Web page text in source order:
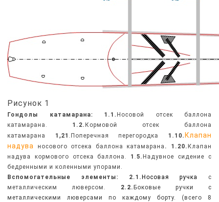
Рисунок 1
Гондолы катамарана: 1.1. Носовой отсек баллона
катамарана. 1.2. Кормовой отсек баллона
катамарана 1,21 .Поперечная перегородка 1.10. Клапан
надува
носового отсека баллона катамарана . 1.20. Клапан
надува кормового отсека баллона. 1 . 5. Надувное сидение с
бедренными и коленными упорами.
Вспомогательные элементы:
2.1. Носовая ручка с
металлическим люверсом.
2.2. Боковые ручки с
металлическими люверсами по каждому борту. (всего 8